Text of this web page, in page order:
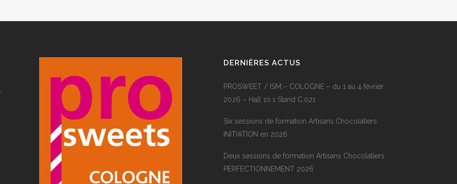
DERNIÈRES ACTUS
PROSWEET / ISM – COLOGNE – du 1 au 4 février
2026 – Hall 10.1 Stand C.021
Six sessions de formation Artisans Chocolatiers
INITIATION en 2026
Deux sessions de formation Artisans Chocolatiers
PERFECTIONNEMENT 2026